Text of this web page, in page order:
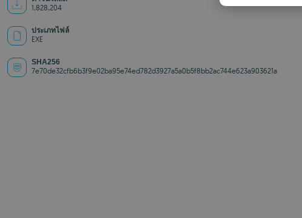
1,828,204
ประเภทไฟล์
EXE
SHA256
7e70de32cfb6b3f9e02ba95e74ed782d3927a5a0b5f8bb2ac744e623a903621a